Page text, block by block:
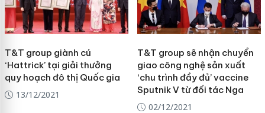
T&T group giành cú
‘Hattrick’ tại giải thưởng
quy hoạch đô thị Quốc gia
13/12/2021
T&T group sẽ nhận chuyển
giao công nghệ sản xuất
‘chu trình đầy đủ’ vaccine
Sputnik V từ đối tác Nga
02/12/2021